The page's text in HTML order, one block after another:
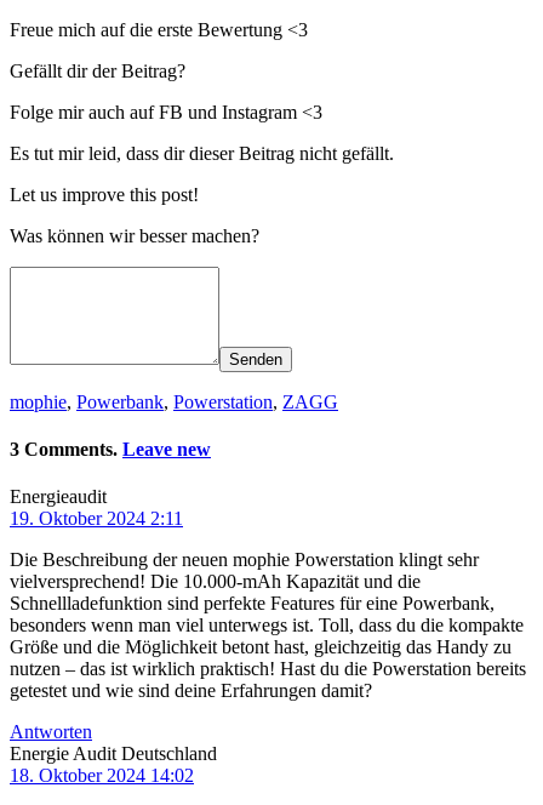
Freue mich auf die erste Bewertung <3
Gefällt dir der Beitrag?
Folge mir auch auf FB und Instagram <3
Es tut mir leid, dass dir dieser Beitrag nicht gefällt.
Let us improve this post!
Was können wir besser machen?
Senden
mophie, Powerbank, Powerstation, ZAGG
3 Comments. Leave new
Energieaudit
19. Oktober 2024 2:11
Die Beschreibung der neuen mophie Powerstation klingt sehr
vielversprechend! Die 10.000-mAh Kapazität und die
Schnellladefunktion sind perfekte Features für eine Powerbank,
besonders wenn man viel unterwegs ist. Toll, dass du die kompakte
Größe und die Möglichkeit betont hast, gleichzeitig das Handy zu
nutzen – das ist wirklich praktisch! Hast du die Powerstation bereits
getestet und wie sind deine Erfahrungen damit?
Antworten
Energie Audit Deutschland
18. Oktober 2024 14:02